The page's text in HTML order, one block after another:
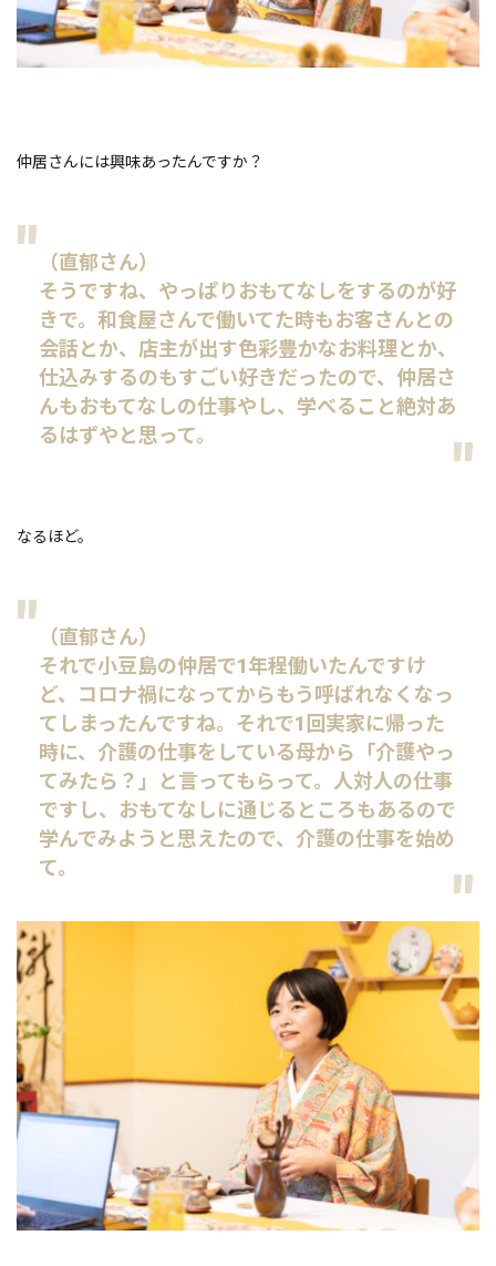
仲居さんには興味あったんですか？
（直郁さん）
そうですね、やっぱりおもてなしをするのが好
きで。和食屋さんで働いてた時もお客さんとの
会話とか、店主が出す色彩豊かなお料理とか、
仕込みするのもすごい好きだったので、仲居さ
んもおもてなしの仕事やし、学べること絶対あ
るはずやと思って。
なるほど。
（直郁さん）
それで小豆島の仲居で1年程働いたんですけ
ど、コロナ禍になってからもう呼ばれなくなっ
てしまったんですね。それで1回実家に帰った
時に、介護の仕事をしている母から「介護やっ
てみたら？」と言ってもらって。人対人の仕事
ですし、おもてなしに通じるところもあるので
学んでみようと思えたので、介護の仕事を始め
て。